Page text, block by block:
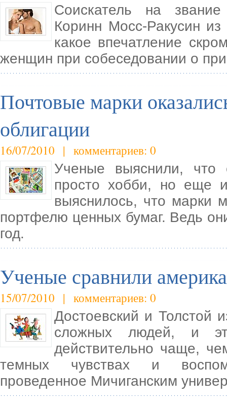
Соискатель на звание
Коринн Мосс-Ракусин
какое впечатление
женщин при собеседовании о
Почтовые марки
облигации
16/07/2010 | комментариев: 0
Ученые выяснили,
просто хобби, но еще
выяснилось, что марки
портфелю ценных бумаг. Ведь
год.
Ученые сравнили
15/07/2010 | комментариев: 0
Достоевский и Толстой
сложных людей, и
действительно чаще,
темных чувствах и
проведенное Мичиганским